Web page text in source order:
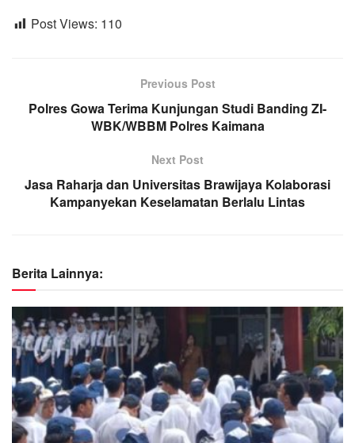
Post Views: 110
Previous Post
Polres Gowa Terima Kunjungan Studi Banding ZI-
WBK/WBBM Polres Kaimana
Next Post
Jasa Raharja dan Universitas Brawijaya Kolaborasi
Kampanyekan Keselamatan Berlalu Lintas
Berita Lainnya: